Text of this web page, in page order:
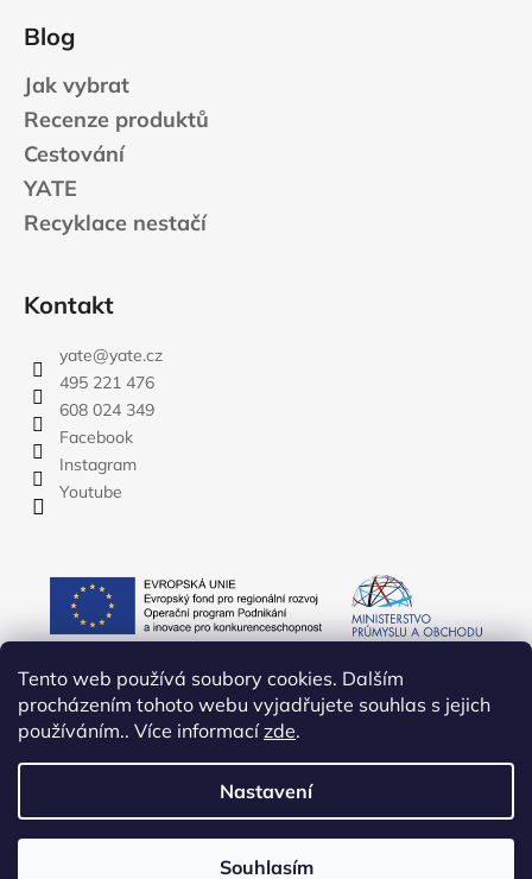
Tento web používá soubory cookies. Dalším
procházením tohoto webu vyjadřujete souhlas s jejich
používáním.. Více informacízde.
Nastavení
Souhlasím
Blog
Jak vybrat
Recenze produktů
Cestování
YATE
Recyklace nestačí
Kontakt
yate@yate.cz
495 221 476
608 024 349
Facebook
Instagram
Youtube
Copyright 2026YATE.CZ. Všechna práva vyhrazena.Upravit
nastavení cookies